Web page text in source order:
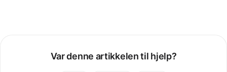
Var denne artikkelen til hjelp?